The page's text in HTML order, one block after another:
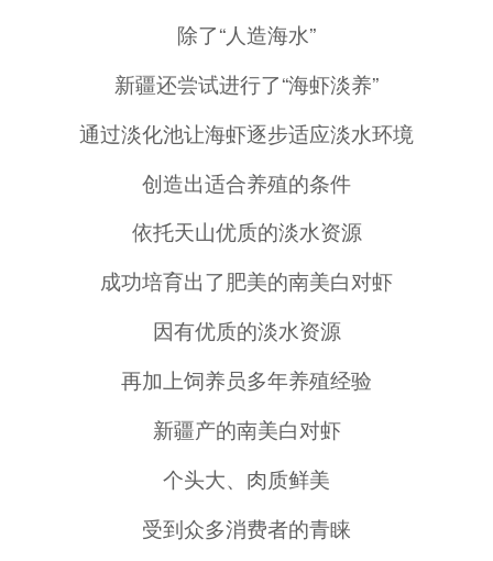
除了“人造海水”
新疆还尝试进行了“海虾淡养”
通过淡化池让海虾逐步适应淡水环境
创造出适合养殖的条件
依托天山优质的淡水资源
成功培育出了肥美的南美白对虾
因有优质的淡水资源
再加上饲养员多年养殖经验
新疆产的南美白对虾
个头大、肉质鲜美
受到众多消费者的青睐